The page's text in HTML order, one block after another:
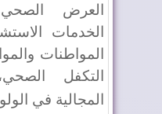
العرض
الخدمات
المواطنات
التكفل
المجالية في